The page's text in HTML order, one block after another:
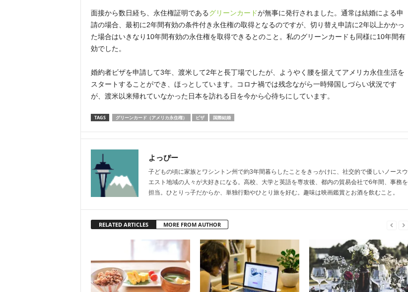
面接から数日経ち、永住権証明であるグリーンカードが無事に発行されました。通常は結婚による申
請の場合、最初に2年間有効の条件付き永住権の取得となるのですが、切り替え申請に2年以上かかっ
た場合はいきなり10年間有効の永住権を取得できるとのこと。私のグリーンカードも同様に10年間有
効でした。
婚約者ビザを申請して3年、渡米して2年と長丁場でしたが、ようやく腰を据えてアメリカ永住生活を
スタートすることができ、ほっとしています。コロナ禍では残念ながら一時帰国しづらい状況です
が、渡米以来帰れていなかった日本を訪れる日を今から心待ちにしています。
TAGS グリーンカード（アメリカ永住権） ビザ 国際結婚
よっぴー
子どもの頃に家族とワシントン州で約3年間暮らしたことをきっかけに、社交的で優しいノースウ
エスト地域の人々が大好きになる。高校、大学と英語を専攻後、都内の貿易会社で6年間、事務を
担当。ひとりっ子だからか、単独行動やひとり旅を好む。趣味は映画鑑賞とお酒を飲むこと。
RELATED ARTICLES MORE FROM AUTHOR